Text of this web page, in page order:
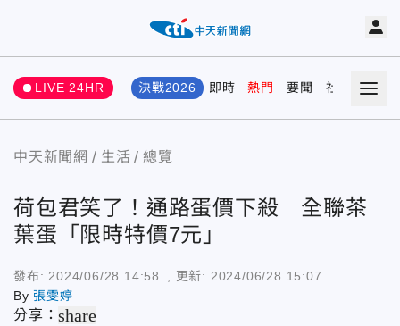
LIVE 24HR 決戰2026 即時 熱門 要聞 社會 娛樂
中天新聞網 生活 總覽
荷包君笑了！通路蛋價下殺 全聯茶
葉蛋「限時特價7元」
發布: 2024/06/28 14:58 , 更新: 2024/06/28 15:07
By張雯婷
分享：share